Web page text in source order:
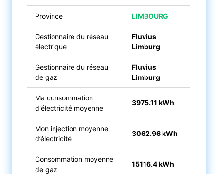
Province LIMBOURG
Gestionnaire du réseau
électrique
Fluvius
Limburg
Gestionnaire du réseau
de gaz
Fluvius
Limburg
Ma consommation
d'électricité moyenne
3975.11 kWh
Mon injection moyenne
d’électricité
3062.96 kWh
Consommation moyenne
de gaz
15116.4 kWh